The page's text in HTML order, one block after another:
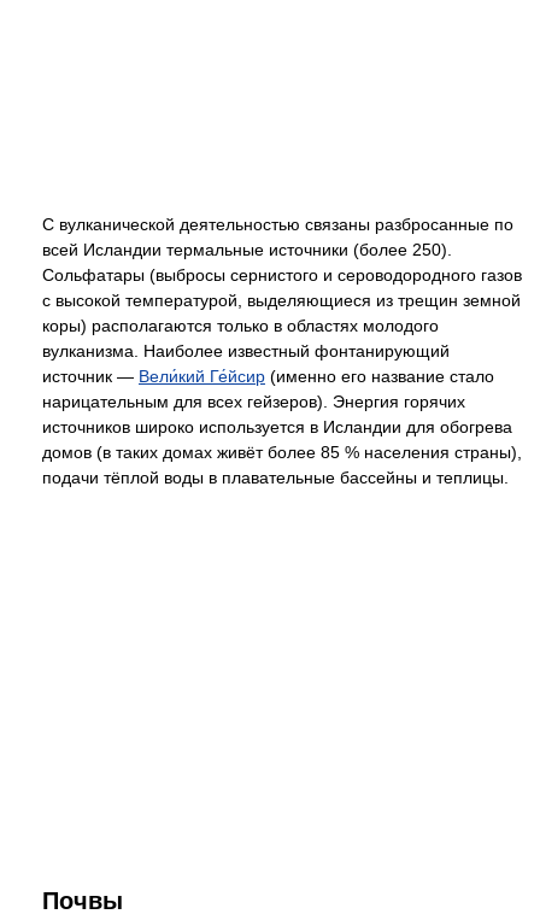
С вулканической деятельностью связаны разбросанные по
всей Исландии термальные источники (более 250).
Сольфатары (выбросы сернистого и сероводородного газов
с высокой температурой, выделяющиеся из трещин земной
коры) располагаются только в областях молодого
вулканизма. Наиболее известный фонтанирующий
источник — Вели́кий Ге́йсир (именно его название стало
нарицательным для всех гейзеров). Энергия горячих
источников широко используется в Исландии для обогрева
домов (в таких домах живёт более 85 % населения страны),
подачи тёплой воды в плавательные бассейны и теплицы.
Почвы